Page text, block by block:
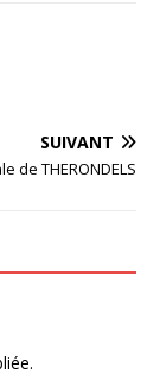
SUIVANT
de THERONDELS